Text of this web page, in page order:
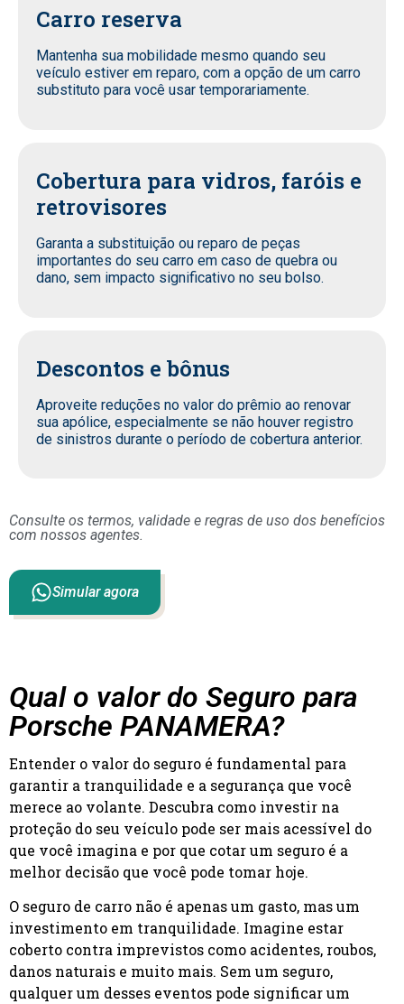
Carro reserva
Mantenha sua mobilidade mesmo quando seu
veículo estiver em reparo, com a opção de um carro
substituto para você usar temporariamente.
Cobertura para vidros, faróis e
retrovisores
Garanta a substituição ou reparo de peças
importantes do seu carro em caso de quebra ou
dano, sem impacto significativo no seu bolso.
Descontos e bônus
Aproveite reduções no valor do prêmio ao renovar
sua apólice, especialmente se não houver registro
de sinistros durante o período de cobertura anterior.
Consulte os termos, validade e regras de uso dos benefícios
com nossos agentes.
Simular agora
Qual o valor do Seguro para
Porsche PANAMERA?
Entender o valor do seguro é fundamental para
garantir a tranquilidade e a segurança que você
merece ao volante. Descubra como investir na
proteção do seu veículo pode ser mais acessível do
que você imagina e por que cotar um seguro é a
melhor decisão que você pode tomar hoje.
O seguro de carro não é apenas um gasto, mas um
investimento em tranquilidade. Imagine estar
coberto contra imprevistos como acidentes, roubos,
danos naturais e muito mais. Sem um seguro,
qualquer um desses eventos pode significar um